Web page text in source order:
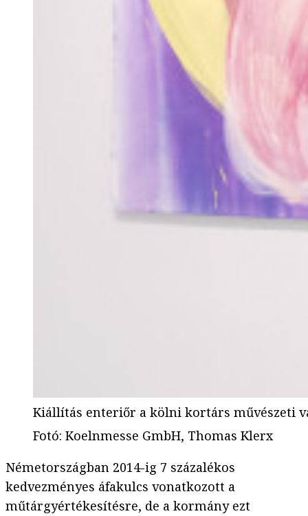
Kiállítás enteriőr a kölni kortárs művészeti
Fotó: Koelnmesse GmbH, Thomas Klerx
Németországban 2014-ig 7 százalékos
kedvezményes áfakulcs vonatkozott a
műtárgyértékesítésre, de a kormány ezt